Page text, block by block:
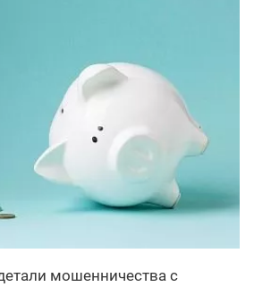
мошенничества с